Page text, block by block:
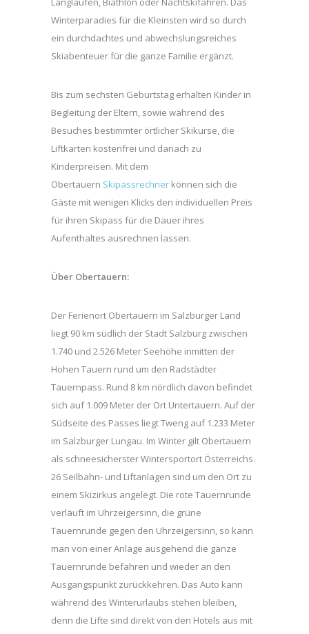
Winterparadies für die Kleinsten wird so durch
ein durchdachtes und abwechslungsreiches
Skiabenteuer für die ganze Familie ergänzt.
Bis zum sechsten Geburtstag erhalten Kinder in
Begleitung der Eltern, sowie während des
Besuches bestimmter örtlicher Skikurse, die
Liftkarten kostenfrei und danach zu
Kinderpreisen. Mit dem
Obertauern Skipassrechner können sich die
Gäste mit wenigen Klicks den individuellen Preis
für ihren Skipass für die Dauer ihres
Aufenthaltes ausrechnen lassen.
Über Obertauern:
Der Ferienort Obertauern im Salzburger Land
liegt 90 km südlich der Stadt Salzburg zwischen
1.740 und 2.526 Meter Seehöhe inmitten der
Hohen Tauern rund um den Radstädter
Tauernpass. Rund 8 km nördlich davon befindet
sich auf 1.009 Meter der Ort Untertauern. Auf der
Südseite des Passes liegt Tweng auf 1.233 Meter
im Salzburger Lungau. Im Winter gilt Obertauern
als schneesicherster Wintersportort Österreichs.
26 Seilbahn- und Liftanlagen sind um den Ort zu
einem Skizirkus angelegt. Die rote Tauernrunde
verläuft im Uhrzeigersinn, die grüne
Tauernrunde gegen den Uhrzeigersinn, so kann
man von einer Anlage ausgehend die ganze
Tauernrunde befahren und wieder an den
Ausgangspunkt zurückkehren. Das Auto kann
während des Winterurlaubs stehen bleiben,
denn die Lifte sind direkt von den Hotels aus mit